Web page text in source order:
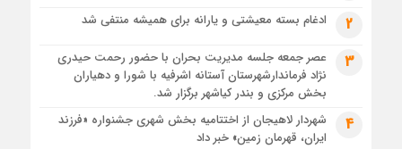
رئوف
تصاویر هوایی مراسم تشییع پیکر مطهر آقای شهید ایران – مشهد
مراسم تشییع پیکر مطهر آقای شهید ایران – مشهد
2 ادغام بسته معیشتی و یارانه برای همیشه منتفی شد
3
عصر جمعه جلسه مدیریت بحران با حضور رحمت حیدری
نژاد فرماندارشهرستان آستانه اشرفیه با شورا و دهیاران
بخش مرکزی و بندر کیاشهر برگزار شد.
4
شهردار لاهیجان از اختتامیه بخش شهری جشنواره «فرزند
ایران، قهرمان زمین» خبر داد